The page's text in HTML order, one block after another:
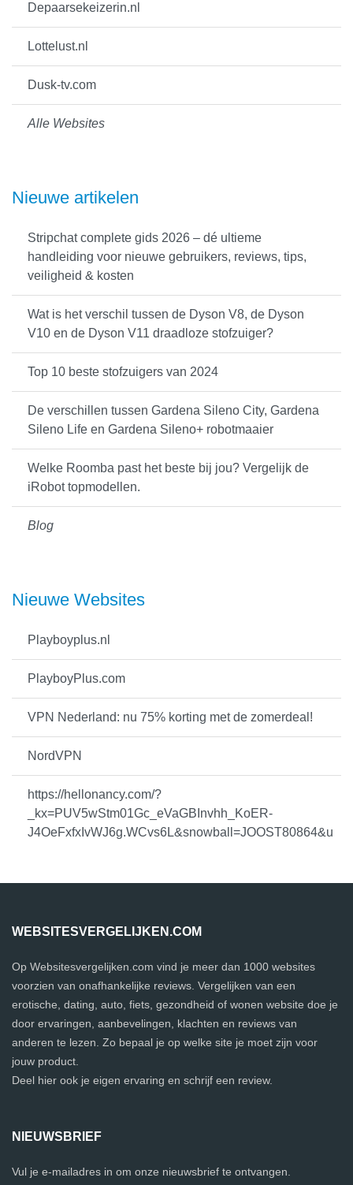
Depaarsekeizerin.nl
Lottelust.nl
Dusk-tv.com
Alle Websites
Nieuwe artikelen
Stripchat complete gids 2026 – dé ultieme
handleiding voor nieuwe gebruikers, reviews, tips,
veiligheid & kosten
Wat is het verschil tussen de Dyson V8, de Dyson
V10 en de Dyson V11 draadloze stofzuiger?
Top 10 beste stofzuigers van 2024
De verschillen tussen Gardena Sileno City, Gardena
Sileno Life en Gardena Sileno+ robotmaaier
Welke Roomba past het beste bij jou? Vergelijk de
iRobot topmodellen.
Blog
Nieuwe Websites
Playboyplus.nl
PlayboyPlus.com
VPN Nederland: nu 75% korting met de zomerdeal!
NordVPN
https://hellonancy.com/?
_kx=PUV5wStm01Gc_eVaGBInvhh_KoER-
J4OeFxfxIvWJ6g.WCvs6L&snowball=JOOST80864&u
WEBSITESVERGELIJKEN.COM
Op Websitesvergelijken.com vind je meer dan 1000 websites
voorzien van onafhankelijke reviews. Vergelijken van een
erotische, dating, auto, fiets, gezondheid of wonen website doe je
door ervaringen, aanbevelingen, klachten en reviews van
anderen te lezen. Zo bepaal je op welke site je moet zijn voor
jouw product.
Deel hier ook je eigen ervaring en schrijf een review.
NIEUWSBRIEF
Vul je e-mailadres in om onze nieuwsbrief te ontvangen.